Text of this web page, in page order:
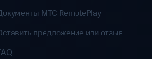
MTC RemotePlay
предложение или отзыв